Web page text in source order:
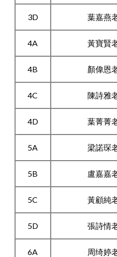
3D 葉嘉燕
4A 黃寶賢
4B 顏偉恩
4C 陳詩雅
4D 葉菁菁
5A 梁諾琛
5B 盧嘉嘉
5C 黃顧純
5D 張詩情
6A 周绮婷